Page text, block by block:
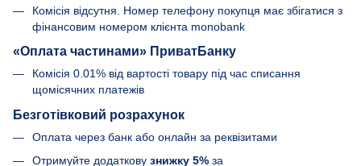
Комісія відсутня. Номер телефону покупця має збігатися з
фінансовим номером клієнта monobank
«Оплата частинами» ПриватБанку
Комісія 0.01% від вартості товару під час списання
щомісячних платежів
Безготівковий розрахунок
Оплата через банк або онлайн за реквізитами
Отримуйте додаткову знижку 5% за